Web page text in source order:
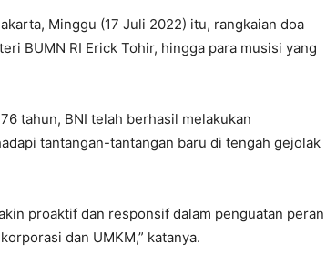
Minggu (17 Juli 2022) itu, rangkaian doa
BUMN RI Erick Tohir, hingga para musisi yang
tahun, BNI telah berhasil melakukan
tantangan-tantangan baru di tengah gejolak
proaktif dan responsif dalam penguatan peran
dan UMKM,” katanya.